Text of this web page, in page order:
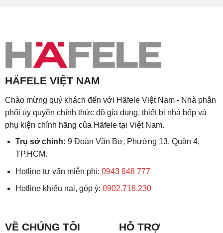
HÄFELE VIỆT NAM
Chào mừng quý khách đến với Häfele Việt Nam - Nhà phân
phối ủy quyền chính thức đồ gia dụng, thiết bị nhà bếp và
phụ kiện chính hãng của Häfele tại Việt Nam.
Trụ sở chính: 9 Đoàn Văn Bơ, Phường 13, Quận 4,
TP.HCM.
Hotline tư vấn miễn phí: 0943 848 777
Hotline khiếu nại, góp ý: 0902.716.230
VỀ CHÚNG TÔI HỖ TRỢ